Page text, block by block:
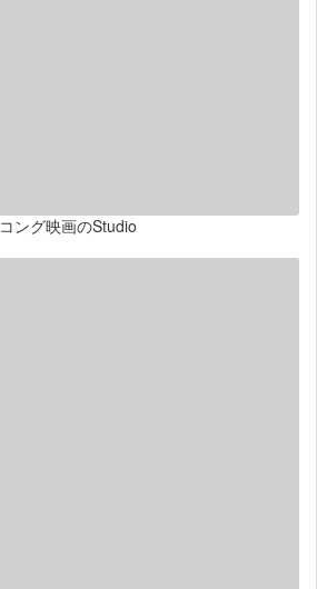
コング映画のStudio